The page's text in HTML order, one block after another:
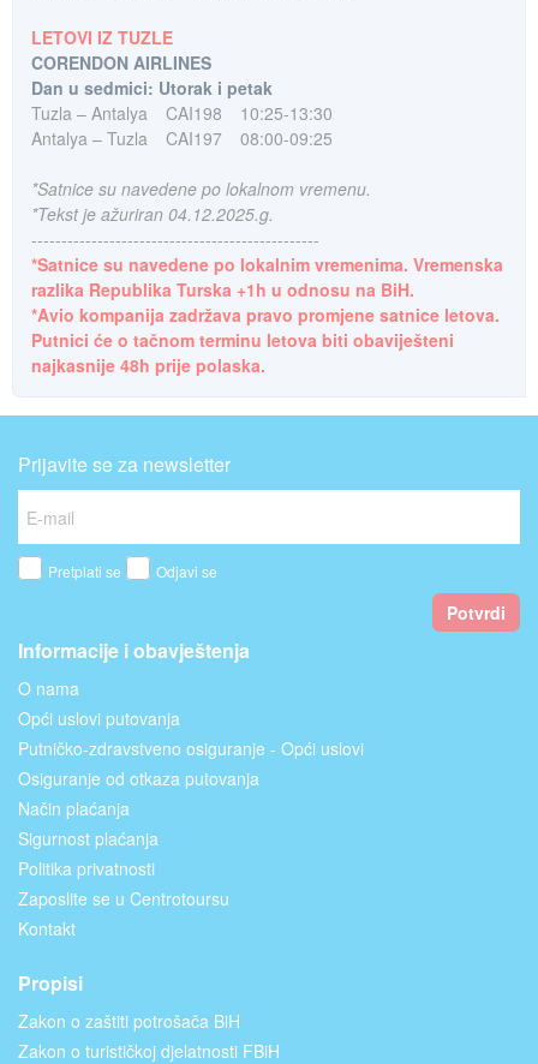
LETOVI IZ TUZLE
CORENDON AIRLINES
Dan u sedmici: Utorak i petak
Tuzla – Antalya
CAI198
10:25-13:30
Antalya – Tuzla
CAI197 08:00-09:25
*Satnice su navedene po lokalnom vremenu.
*Tekst je ažuriran 04.12.2025.g.
------------------------------------------------
*Satnice su navedene po lokalnim vremenima. Vremenska
razlika Republika Turska +1h u odnosu na BiH.
*Avio kompanija zadržava pravo promjene satnice letova.
Putnici će o tačnom terminu letova biti obaviješteni
najkasnije 48h prije polaska.
Prijavite se za newsletter
Pretplati se Odjavi se
Potvrdi
Informacije i obavještenja
O nama
Opći uslovi putovanja
Putničko-zdravstveno osiguranje - Opći uslovi
Osiguranje od otkaza putovanja
Način plaćanja
Sigurnost plaćanja
Politika privatnosti
Zaposlite se u Centrotoursu
Kontakt
Propisi
Zakon o zaštiti potrošača BiH
Zakon o turističkoj djelatnosti FBiH